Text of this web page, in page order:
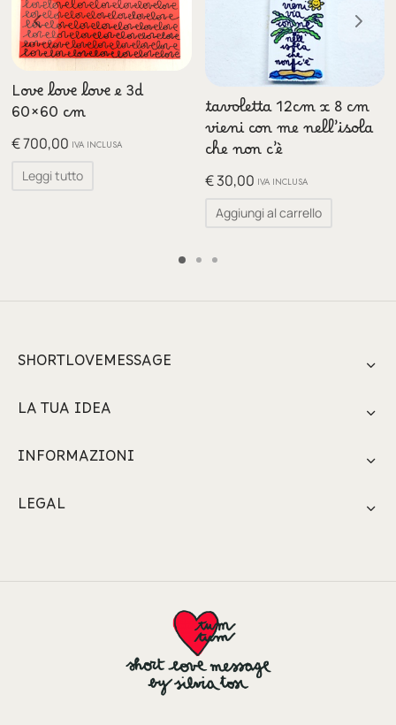
Love love love e 3d
60×60 cm
€700,00 IVA INCLUSA
Leggi tutto
tavoletta 12cm x 8 cm
vieni con me nell’isola
che non c’è
€30,00 IVA INCLUSA
Aggiungi al carrello
SHORTLOVEMESSAGE
LA TUA IDEA
INFORMAZIONI
LEGAL